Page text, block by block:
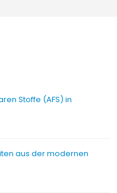
Stoffe (AFS) in
aus der modernen